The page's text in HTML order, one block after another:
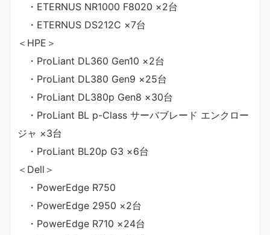
・ETERNUS NR1000 F8020 ×2台
・ETERNUS DS212C ×7台
＜HPE＞
・ProLiant DL360 Gen10 ×2台
・ProLiant DL380 Gen9 ×25台
・ProLiant DL380p Gen8 ×30台
・ProLiant BL p-Class サーバブレード エンクロー
ジャ ×3台
・ProLiant BL20p G3 ×6台
＜Dell＞
・PowerEdge R750
・PowerEdge 2950 ×2台
・PowerEdge R710 ×24台